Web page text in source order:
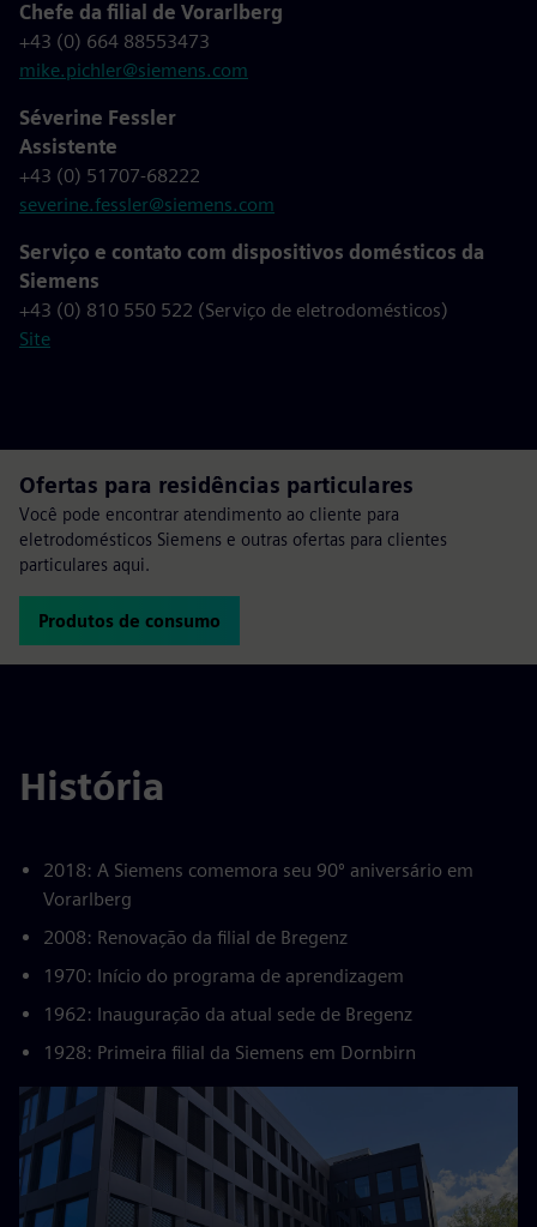
Chefe da filial de Vorarlberg
+43 (0) 664 88553473
mike.pichler@siemens.com
Séverine Fessler
Assistente
+43 (0) 51707-68222
severine.fessler@siemens.com
Serviço e contato com dispositivos domésticos da
Siemens
+43 (0) 810 550 522 (Serviço de eletrodomésticos)
Site
Ofertas para residências particulares
Você pode encontrar atendimento ao cliente para
eletrodomésticos Siemens e outras ofertas para clientes
particulares aqui.
Produtos de consumo
História
2018: A Siemens comemora seu 90º aniversário em
Vorarlberg
2008: Renovação da filial de Bregenz
1970: Início do programa de aprendizagem
1962: Inauguração da atual sede de Bregenz
1928: Primeira filial da Siemens em Dornbirn